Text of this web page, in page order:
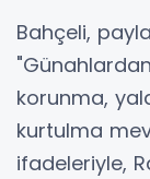
Bahçeli,
korunma,
kurtulma
ifadeleriyle,